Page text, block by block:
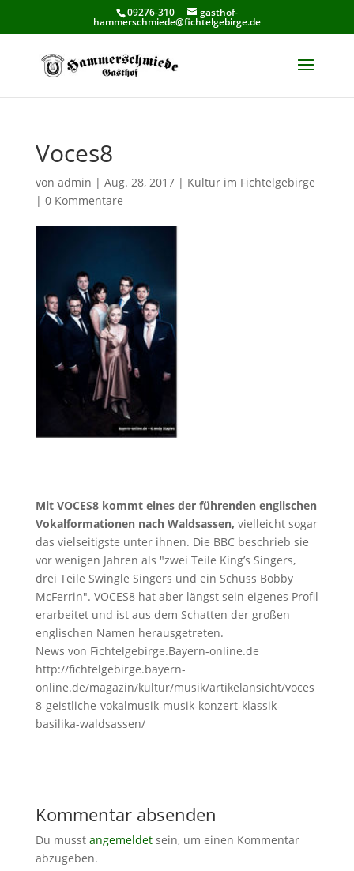
09276-310 gasthof-
hammerschmiede@fichtelgebirge.de
Voces8
von admin | Aug. 28, 2017| Kultur im Fichtelgebirge
| 0 Kommentare
Mit VOCES8 kommt eines der führenden englischen
Vokalformationen nach Waldsassen, vielleicht sogar
das vielseitigste unter ihnen. Die BBC beschrieb sie
vor wenigen Jahren als "zwei Teile King’s Singers,
drei Teile Swingle Singers und ein Schuss Bobby
McFerrin". VOCES8 hat aber längst sein eigenes Profil
erarbeitet und ist aus dem Schatten der großen
englischen Namen herausgetreten.
News von Fichtelgebirge.Bayern-online.de
http://fichtelgebirge.bayern-
online.de/magazin/kultur/musik/artikelansicht/voces
8-geistliche-vokalmusik-musik-konzert-klassik-
basilika-waldsassen/
Kommentar absenden
Du musst angemeldetsein, um einen Kommentar
abzugeben.